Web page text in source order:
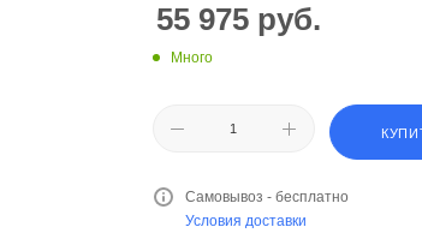
55 975 руб.
Много
Самовывоз - бесплатно
Условия доставки